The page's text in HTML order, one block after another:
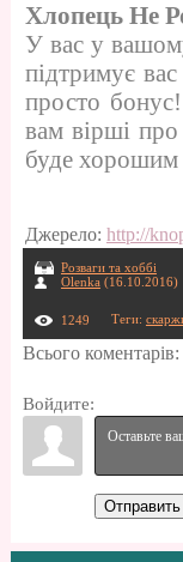
Хлопець Не
У вас у
підтримує
просто
вам вірші
буде хорошим
Джерело: http://
Розваги та хоббі
Olenka (16.10.2016)
1249 Теги:
Всього коментарів:
Войдите:
Отправить